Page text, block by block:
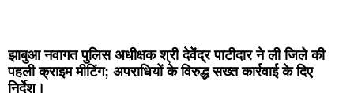
झाबुआ नवागत पुलिस अधीक्षक श्री देवेंद्र पाटीदार ने ली जिले की
पहली क्राइम मीटिंग; अपराधियों के विरुद्ध सख्त कार्रवाई के दिए
निर्देश।